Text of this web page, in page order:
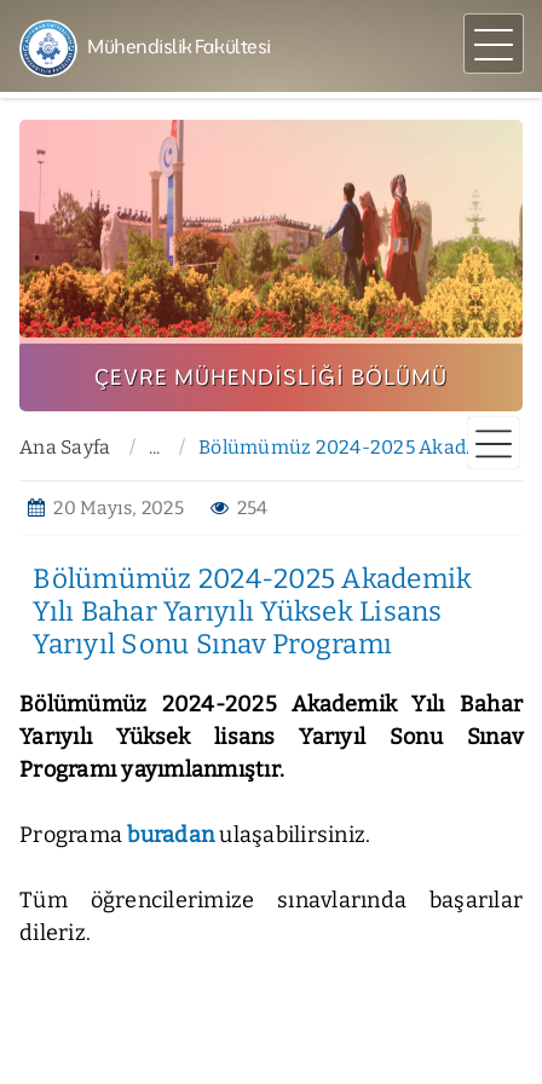
Mühendislik Fakültesi
ÇEVRE MÜHENDISLIĞI BÖLÜMÜ
Ana Sayfa ... Bölümümüz 2024-2025 Akademik Yılı Bahar Yarıyılı Yüksek Lisans Yarıyıl Sonu Sınav Programı
20 Mayıs, 2025 254
Bölümümüz 2024-2025 Akademik
Yılı Bahar Yarıyılı Yüksek Lisans
Yarıyıl Sonu Sınav Programı
Bölümümüz 2024-2025 Akademik Yılı Bahar
Yarıyılı Yüksek lisans Yarıyıl Sonu Sınav
Programı yayımlanmıştır.
Programaburadanulaşabilirsiniz.
Tüm öğrencilerimize sınavlarında başarılar
dileriz.